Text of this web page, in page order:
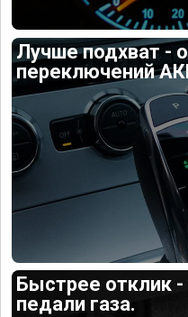
Лучше подхват -
переключений
Быстрее отклик -
педали газа.